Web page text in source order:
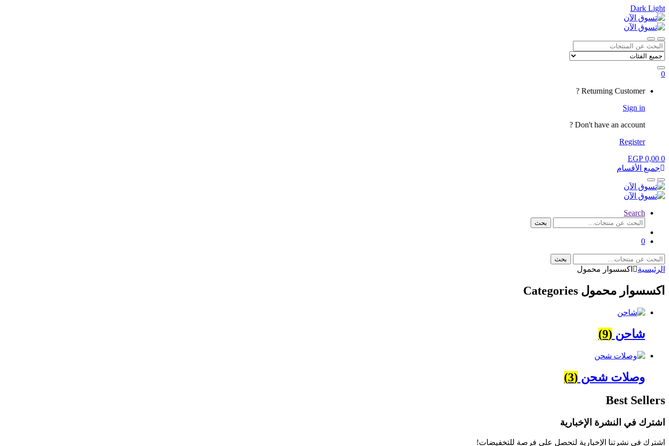
Dark Light
Skip
to
navigation
Skip
to
content
Open
CloseSearch
for:
0
Returning Customer ?
Sign in
Don't have an account ?
Register
0
EGP 0,00
جميع الأقسام
Open
Close
Search
البحث
بحث
0
البحث
عن:
بحث
الرئيسية اكسسوار محمول
اكسسوار محمول Categories
شاحن (9)
وصلات شحن (3)
Best Sellers
Brands
Carousel
اشترك في النشرة الإخبارية
اشترك في نشرتنا الإخبارية لتحصل على فرصة للتخفيضات!